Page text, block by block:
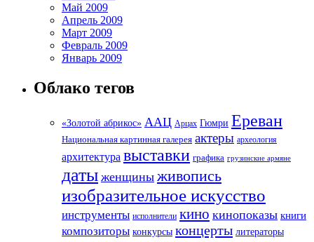
Май 2009
Апрель 2009
Март 2009
Февраль 2009
Январь 2009
Облако тегов
«Золотой абрикос» ААЦ Арцах Гюмри Ереван
Национальная картинная галерея актеры археология
архитектура выставки графика грузинские армяне
даты женщины живопись
изобразительное искусство
инструменты исполнители кино кинопоказы книги
композиторы конкурсы концерты литераторы